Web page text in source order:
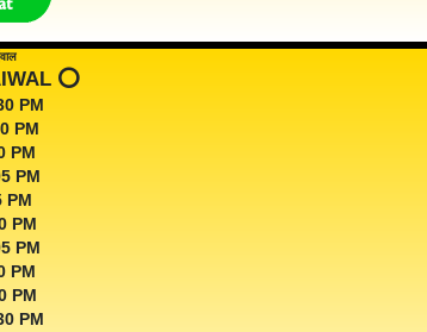
⭕️
PM
PM
PM
PM
PM
PM
PM
PM
PM
PM